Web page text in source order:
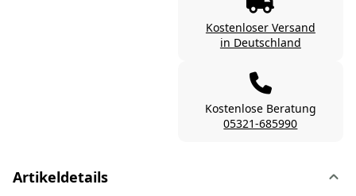
Kostenloser Versand
in Deutschland
Kostenlose Beratung
05321-685990
Artikeldetails